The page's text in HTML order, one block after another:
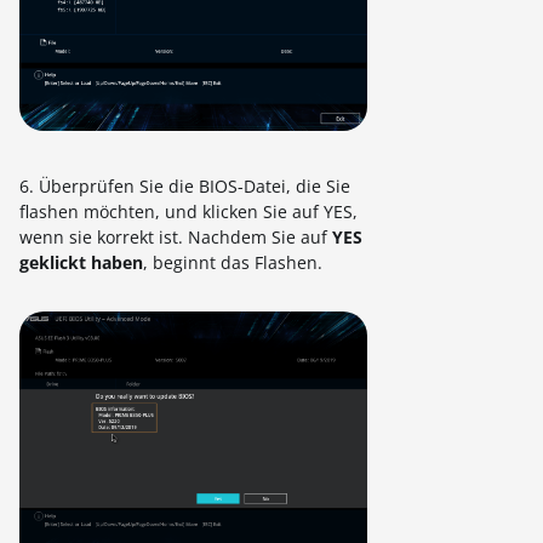
6. Überprüfen Sie die BIOS-Datei, die Sie
flashen möchten, und klicken Sie auf YES,
wenn sie korrekt ist. Nachdem Sie aufYES
geklickt haben, beginnt das Flashen.